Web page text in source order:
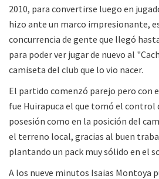
2010, para convertirse luego en
hizo ante un marco impresionante,
concurrencia de gente que llegó
para poder ver jugar de nuevo al
camiseta del club que lo vio nacer.
El partido comenzó parejo pero con
fue Huirapuca el que tomó el
posesión como en la posición del
el terreno local, gracias al buen
plantando un pack muy sólido en el
A los nueve minutos Isaias Montoya